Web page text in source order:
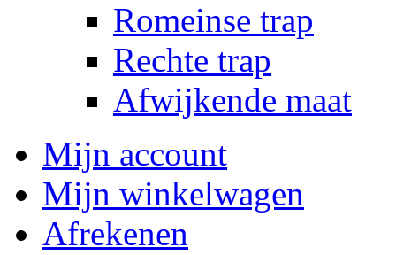
Romeinse trap
Rechte trap
Afwijkende maat
Mijn account
Mijn winkelwagen
Afrekenen